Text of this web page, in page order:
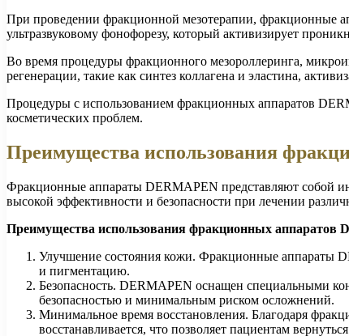
При проведении фракционной мезотерапии, фракционные
ультразвуковому фонофорезу, который активизирует
Во время процедуры фракционного мезороллеринга,
регенерации, такие как синтез коллагена и эластина,
Процедуры с использованием фракционных аппаратов
косметических проблем.
Преимущества использования
Фракционные аппараты DERMAPEN представляют собой
высокой эффективности и безопасности при лечении
Преимущества использования фракционных аппаратов
Улучшение состояния кожи. Фракционные аппараты
и пигментацию.
Безопасность. DERMAPEN оснащен специальными
безопасностью и минимальным риском осложнений.
Минимальное время восстановления. Благодаря
восстанавливается, что позволяет пациентам